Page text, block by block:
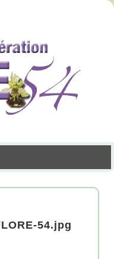
54.jpg